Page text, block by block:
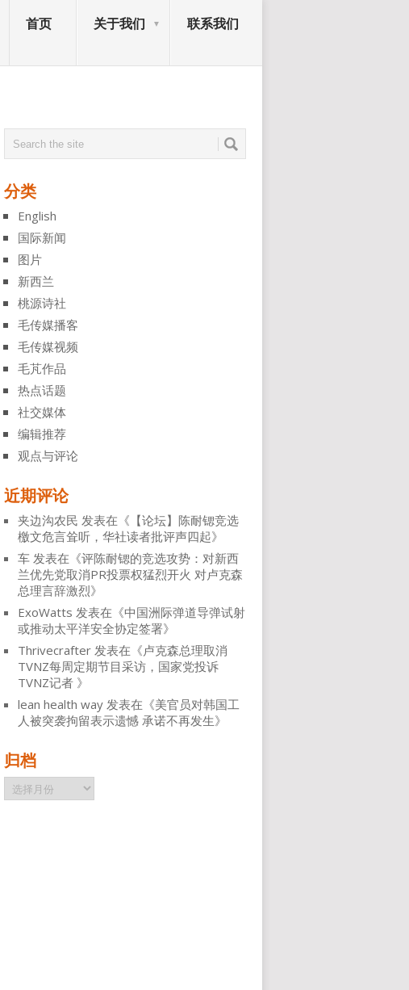
首页 关于我们 联系我们
分类
English
国际新闻
图片
新西兰
桃源诗社
毛传媒播客
毛传媒视频
毛芃作品
热点话题
社交媒体
编辑推荐
观点与评论
近期评论
夹边沟农民 发表在《 【论坛】陈耐锶竞选
檄文危言耸听，华社读者批评声四起》
车 发表在《评陈耐锶的竞选攻势：对新西
兰优先党取消PR投票权猛烈开火 对卢克森
总理言辞激烈》
ExoWatts 发表在《中国洲际弹道导弹试射
或推动太平洋安全协定签署》
Thrivecrafter 发表在《卢克森总理取消
TVNZ每周定期节目采访，国家党投诉
TVNZ记者 》
lean health way 发表在《美官员对韩国工
人被突袭拘留表示遗憾 承诺不再发生》
归档
归
档